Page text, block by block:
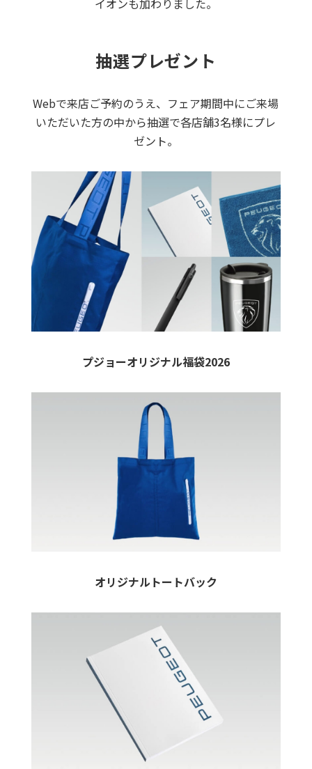
イオンも加わりました。
抽選プレゼント
Webで来店ご予約のうえ、フェア期間中にご来場
いただいた方の中から抽選で各店舗3名様にプレ
ゼント。
プジョーオリジナル福袋2026
オリジナルトートバック